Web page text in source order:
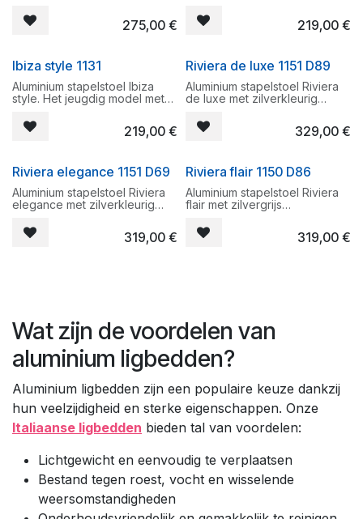
crema stof. Zeer degelijke
tuinstoel met ook aluminium
Stapelbaar
275,00€
gepoederlakt met taupe D86
bespanning.
219,00€
Ibiza style 1131
Aluminium stapelstoel Ibiza
style. Het jeugdig model met
gepoederlakt met crema D75
bespanning.
219,00€
Riviera de luxe 1151 D89
Aluminium stapelstoel Riviera
de luxe met zilverkleurig
de luxe stof. Zeer degelijke
tuinstoel met ook aluminium
Stapelbaar
329,00€
Riviera elegance 1151 D69
Aluminium stapelstoel Riviera
elegance met zilverkleurig
zwarte stof. Zeer degelijke
tuinstoel met ook aluminium
319,00€
Riviera flair 1150 D86
Aluminium stapelstoel Riviera
flair met zilvergrijs
taupe stof. Zeer degelijke
tuinstoel met teak op 319,00€
Wat zijn de voordelen van
aluminium ligbedden?
Aluminium ligbedden zijn een populaire keuze dankzij
hun veelzijdigheid en sterke eigenschappen. Onze
Italiaanse ligbedden bieden tal van voordelen:
Lichtgewicht en eenvoudig te verplaatsen
Bestand tegen roest, vocht en wisselende
weersomstandigheden